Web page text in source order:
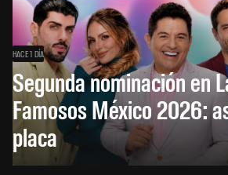
HACE 1 DÍA
Segunda nominación en
Famosos México 2026:
placa